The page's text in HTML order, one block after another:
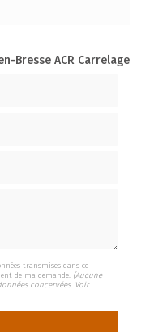
Bresse ACR Carrelage
transmises dans ce
de ma demande. (Aucune
concervées. Voir